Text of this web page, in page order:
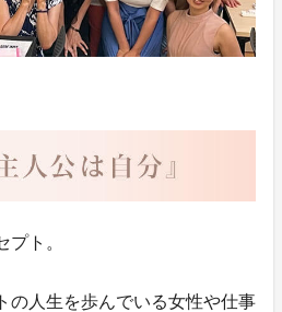
プト。
の人生を歩んでいる女性や仕事